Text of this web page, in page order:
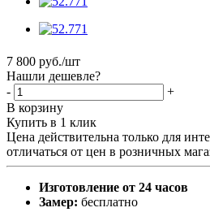
7 800 руб./шт
Нашли дешевле?
-
+
В корзину
Купить в 1 клик
Цена действительна только для
отличаться от цен в розничных
Изготовление от 24 часов
Замер: бесплатно